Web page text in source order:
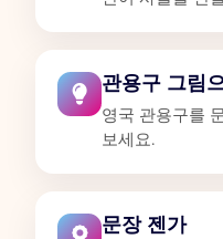
관용구 그림
영국 관용구를
보세요.
문장 젠가